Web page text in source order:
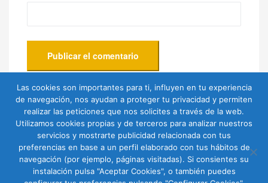
Las cookies son importantes para ti, influyen en tu experiencia
de navegación, nos ayudan a proteger tu privacidad y permiten
realizar las peticiones que nos solicites a través de la web.
Utilizamos cookies propias y de terceros para analizar nuestros
servicios y mostrarte publicidad relacionada con tus
preferencias en base a un perfil elaborado con tus hábitos de
navegación (por ejemplo, páginas visitadas). Si consientes su
instalación pulsa "Aceptar Cookies", o también puedes